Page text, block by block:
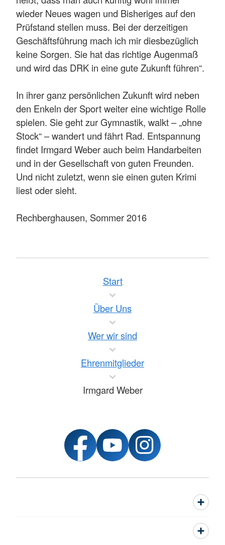
wieder Neues wagen und Bisheriges auf den
Prüfstand stellen muss. Bei der derzeitigen
Geschäftsführung mach ich mir diesbezüglich
keine Sorgen. Sie hat das richtige Augenmaß
und wird das DRK in eine gute Zukunft führen“.
In ihrer ganz persönlichen Zukunft wird neben
den Enkeln der Sport weiter eine wichtige Rolle
spielen. Sie geht zur Gymnastik, walkt – „ohne
Stock“ – wandert und fährt Rad. Entspannung
findet Irmgard Weber auch beim Handarbeiten
und in der Gesellschaft von guten Freunden.
Und nicht zuletzt, wenn sie einen guten Krimi
liest oder sieht.
Rechberghausen, Sommer 2016
Start
Über Uns
Wer wir sind
Ehrenmitglieder
Irmgard Weber